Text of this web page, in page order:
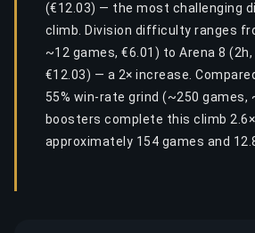
(€12.03) — the most challenging
climb. Division difficulty ranges
~12 games, €6.01) to Arena 8
€12.03) — a 2× increase.
55% win-rate grind (~250 games,
boosters complete this climb
approximately 154 games and